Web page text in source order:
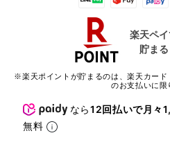
※楽天ポイントが貯まるのは、楽天カー
のお支払いに限
なら12回払いで月々
無料